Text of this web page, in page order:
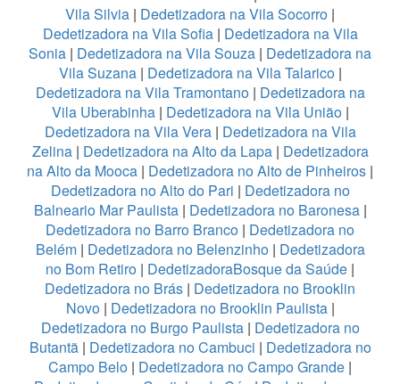
Vila Silvia | Dedetizadora na Vila Socorro |
Dedetizadora na Vila Sofia| Dedetizadora na Vila
Sonia | Dedetizadora na Vila Souza | Dedetizadora na
Vila Suzana| Dedetizadora na Vila Talarico|
Dedetizadora na Vila Tramontano| Dedetizadora na
Vila Uberabinha| Dedetizadora na Vila União|
Dedetizadora na Vila Vera| Dedetizadora na Vila
Zelina| Dedetizadora na Alto da Lapa| Dedetizadora
na Alto da Mooca | Dedetizadora no Alto de Pinheiros |
Dedetizadora no Alto do Pari | Dedetizadora no
Balneario Mar Paulista| Dedetizadora no Baronesa|
Dedetizadora no Barro Branco | Dedetizadora no
Belém| Dedetizadora no Belenzinho| Dedetizadora
no Bom Retiro | DedetizadoraBosque da Saúde |
Dedetizadora no Brás | Dedetizadora no Brooklin
Novo| Dedetizadora no Brooklin Paulista|
Dedetizadora no Burgo Paulista| Dedetizadora no
Butantã| Dedetizadora no Cambuci | Dedetizadora no
Campo Belo | Dedetizadora no Campo Grande |